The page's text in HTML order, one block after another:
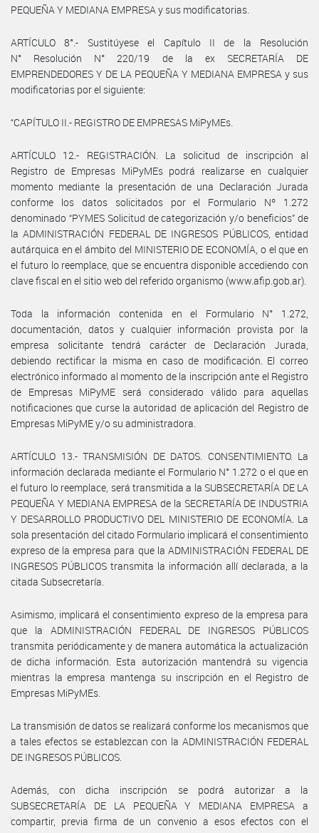
PEQUEÑA Y MEDIANA EMPRESA y sus modificatorias.
ARTÍCULO 8°.- Sustitúyese el Capítulo II de la Resolución
N° Resolución N° 220/19 de la ex SECRETARÍA DE
EMPRENDEDORES Y DE LA PEQUEÑA Y MEDIANA EMPRESA y sus
modificatorias por el siguiente:
“CAPÍTULO II.- REGISTRO DE EMPRESAS MiPyMEs.
ARTÍCULO 12.- REGISTRACIÓN. La solicitud de inscripción al
Registro de Empresas MiPyMEs podrá realizarse en cualquier
momento mediante la presentación de una Declaración Jurada
conforme los datos solicitados por el Formulario Nº 1.272
denominado “PYMES Solicitud de categorización y/o beneficios” de
la ADMINISTRACIÓN FEDERAL DE INGRESOS PÚBLICOS, entidad
autárquica en el ámbito del MINISTERIO DE ECONOMÍA, o el que en
el futuro lo reemplace, que se encuentra disponible accediendo con
clave fiscal en el sitio web del referido organismo (www.afip.gob.ar).
Toda la información contenida en el Formulario N° 1.272,
documentación, datos y cualquier información provista por la
empresa solicitante tendrá carácter de Declaración Jurada,
debiendo rectificar la misma en caso de modificación. El correo
electrónico informado al momento de la inscripción ante el Registro
de Empresas MiPyME será considerado válido para aquellas
notificaciones que curse la autoridad de aplicación del Registro de
Empresas MiPyME y/o su administradora.
ARTÍCULO 13.- TRANSMISIÓN DE DATOS. CONSENTIMIENTO. La
información declarada mediante el Formulario N° 1.272 o el que en
el futuro lo reemplace, será transmitida a la SUBSECRETARÍA DE LA
PEQUEÑA Y MEDIANA EMPRESA de la SECRETARÍA DE INDUSTRIA
Y DESARROLLO PRODUCTIVO DEL MINISTERIO DE ECONOMÍA. La
sola presentación del citado Formulario implicará el consentimiento
expreso de la empresa para que la ADMINISTRACIÓN FEDERAL DE
INGRESOS PÚBLICOS transmita la información allí declarada, a la
citada Subsecretaría.
Asimismo, implicará el consentimiento expreso de la empresa para
que la ADMINISTRACIÓN FEDERAL DE INGRESOS PÚBLICOS
transmita periódicamente y de manera automática la actualización
de dicha información. Esta autorización mantendrá su vigencia
mientras la empresa mantenga su inscripción en el Registro de
Empresas MiPyMEs.
La transmisión de datos se realizará conforme los mecanismos que
a tales efectos se establezcan con la ADMINISTRACIÓN FEDERAL
DE INGRESOS PÚBLICOS.
Además, con dicha inscripción se podrá autorizar a la
SUBSECRETARÍA DE LA PEQUEÑA Y MEDIANA EMPRESA a
compartir, previa firma de un convenio a esos efectos con el